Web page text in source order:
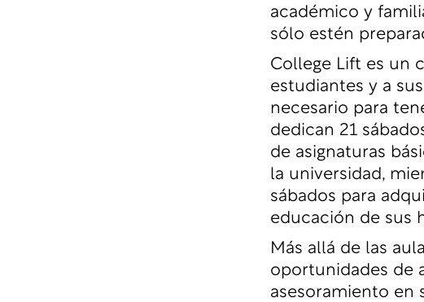
académico y
sólo estén
College Lift es un
estudiantes y a
necesario para
dedican 21
de asignaturas
la universidad,
sábados para
educación de sus
Más allá de las
oportunidades de
asesoramiento en